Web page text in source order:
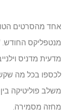
מנטפליקס החודש.
מדעית מדניס
לכספו בכל מה
משלב פוליטיקה
מחזה מסמירה.